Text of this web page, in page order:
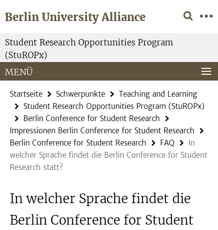
direkt
Inhalt
Berlin University Alliance
Service-
Navigation
Student Research Opportunities Program
(StuROPx)
MENÜ
Startseite Schwerpunkte
Teaching and Learning
Student Research Opportunities Program (StuROPx)
Berlin Conference for Student Research
Impressionen Berlin Conference for Student Research
Berlin Conference for Student Research
FAQ
In
welcher Sprache findet die Berlin Conference for Student
Research statt?
In welcher Sprache findet die
Berlin Conference for Student